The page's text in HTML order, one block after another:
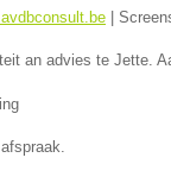
|
an advies te Jette.